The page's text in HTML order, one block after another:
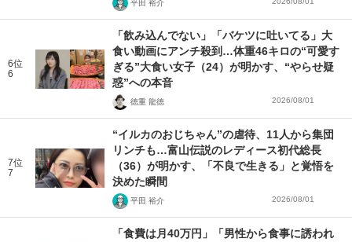
平田 裕介
6位
6
「飲み込んでない」「バケツに吐いてる」大
食い動画にアンチ殺到…体重46キロの“可愛す
ぎる”大食い女子（24）が明かす、“やらせ疑
惑”への本音
徳重 龍徳 2026/08/01
7位
7
“イルカのおじちゃん”の虐待、11人から集団
リンチも…富山伝説のレディース初代総長
（36）が明かす、「不良で生きる」と覚悟を
決めた瞬間
平田 裕介 2026/08/01
「食費は月40万円」「男性から食事に誘われ